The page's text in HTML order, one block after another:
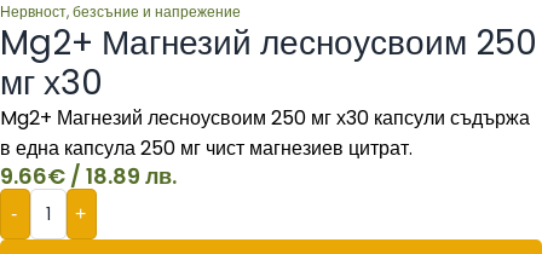
Нервност, безсъние и напрежение
Mg2+ Магнезий лесноусвоим 250
мг х30
Mg2+ Магнезий лесноусвоим 250 мг х30 капсули съдържа
в една капсула 250 мг чист магнезиев цитрат.
9.66€ / 18.89 лв.
- +